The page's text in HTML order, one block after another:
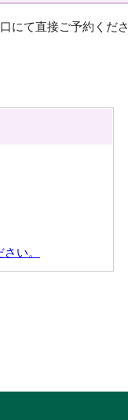
にて直接ご予約くださ
い。